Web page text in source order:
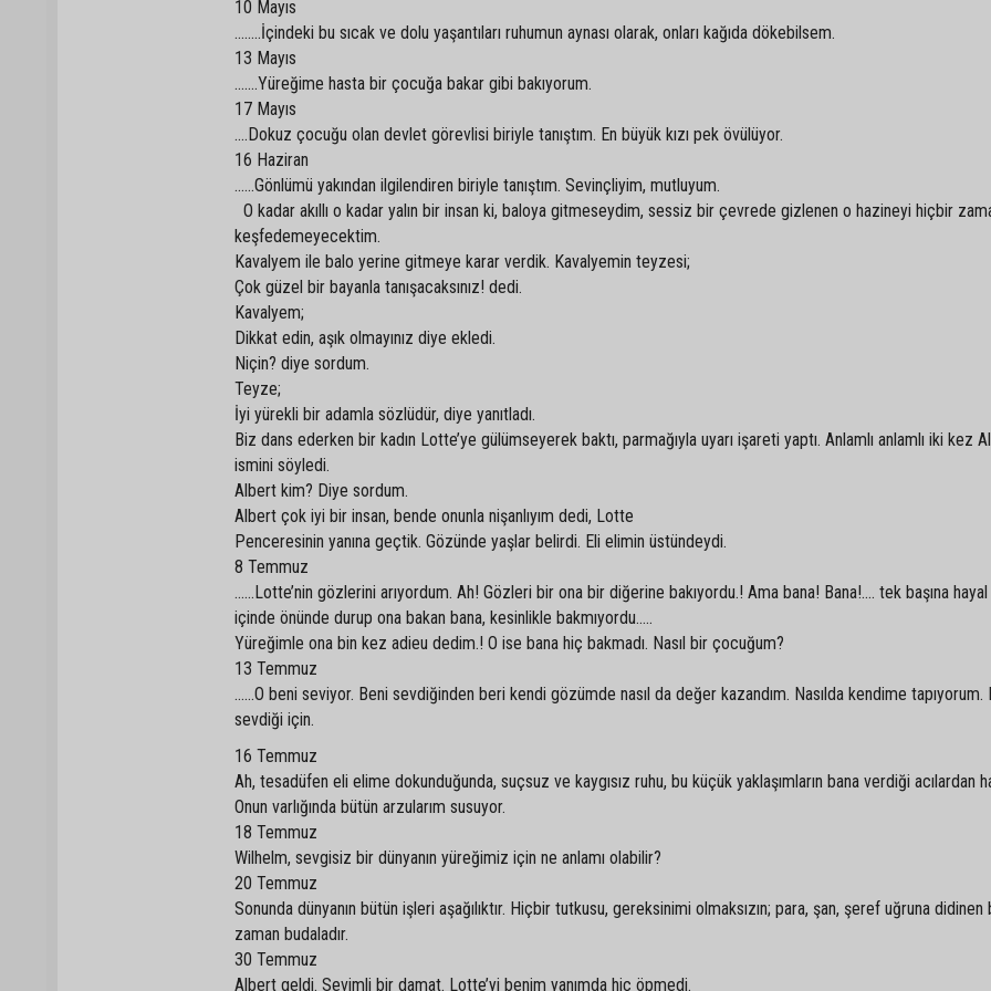
10 Mayıs
……..İçindeki bu sıcak ve dolu yaşantıları ruhumun aynası olarak, onları kağıda dökebilsem.
13 Mayıs
…….Yüreğime hasta bir çocuğa bakar gibi bakıyorum.
17 Mayıs
….Dokuz çocuğu olan devlet görevlisi biriyle tanıştım. En büyük kızı pek övülüyor.
16 Haziran
……Gönlümü yakından ilgilendiren biriyle tanıştım. Sevinçliyim, mutluyum.
O kadar akıllı o kadar yalın bir insan ki, baloya gitmeseydim, sessiz bir çevrede gizlenen o hazineyi hiçbir
keşfedemeyecektim.
Kavalyem ile balo yerine gitmeye karar verdik. Kavalyemin teyzesi;
Çok güzel bir bayanla tanışacaksınız! dedi.
Kavalyem;
Dikkat edin, aşık olmayınız diye ekledi.
Niçin? diye sordum.
Teyze;
İyi yürekli bir adamla sözlüdür, diye yanıtladı.
Biz dans ederken bir kadın Lotte’ye gülümseyerek baktı, parmağıyla uyarı işareti yaptı. Anlamlı anlamlı iki kez
ismini söyledi.
Albert kim? Diye sordum.
Albert çok iyi bir insan, bende onunla nişanlıyım dedi, Lotte
Penceresinin yanına geçtik. Gözünde yaşlar belirdi. Eli elimin üstündeydi.
8 Temmuz
……Lotte’nin gözlerini arıyordum. Ah! Gözleri bir ona bir diğerine bakıyordu.! Ama bana! Bana!.... tek başına hayal
içinde önünde durup ona bakan bana, kesinlikle bakmıyordu…..
Yüreğimle ona bin kez adieu dedim.! O ise bana hiç bakmadı. Nasıl bir çocuğum?
13 Temmuz
……O beni seviyor. Beni sevdiğinden beri kendi gözümde nasıl da değer kazandım. Nasılda kendime tapıyorum.
sevdiği için.
16 Temmuz
Ah, tesadüfen eli elime dokunduğunda, suçsuz ve kaygısız ruhu, bu küçük yaklaşımların bana verdiği acılardan
Onun varlığında bütün arzularım susuyor.
18 Temmuz
Wilhelm, sevgisiz bir dünyanın yüreğimiz için ne anlamı olabilir?
20 Temmuz
Sonunda dünyanın bütün işleri aşağılıktır. Hiçbir tutkusu, gereksinimi olmaksızın; para, şan, şeref uğruna didinen
zaman budaladır.
30 Temmuz
Albert geldi. Sevimli bir damat. Lotte’yi benim yanımda hiç öpmedi.